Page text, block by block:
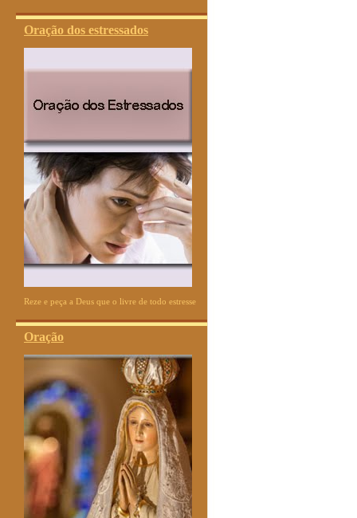
Oração dos estressados
Reze e peça a Deus que o livre de todo estresse
Oração